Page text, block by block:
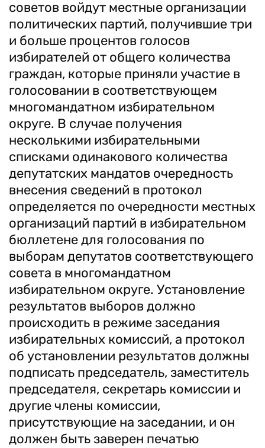
советов войдут местные организации
политических партий, получившие три
и больше процентов голосов
избирателей от общего количества
граждан, которые приняли участие в
голосовании в соответствующем
многомандатном избирательном
округе. В случае получения
несколькими избирательными
списками одинакового количества
депутатских мандатов очередность
внесения сведений в протокол
определяется по очередности местных
организаций партий в избирательном
бюллетене для голосования по
выборам депутатов соответствующего
совета в многомандатном
избирательном округе. Установление
результатов выборов должно
происходить в режиме заседания
избирательных комиссий, а протокол
об установлении результатов должны
подписать председатель, заместитель
председателя, секретарь комиссии и
другие члены комиссии,
присутствующие на заседании, и он
должен быть заверен печатью